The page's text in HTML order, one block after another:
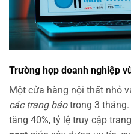
Trường hợp doanh nghiệp
Một cửa hàng nội thất nhỏ
các trang báotrong 3 tháng.
tăng 40%, tỷ lệ truy cập